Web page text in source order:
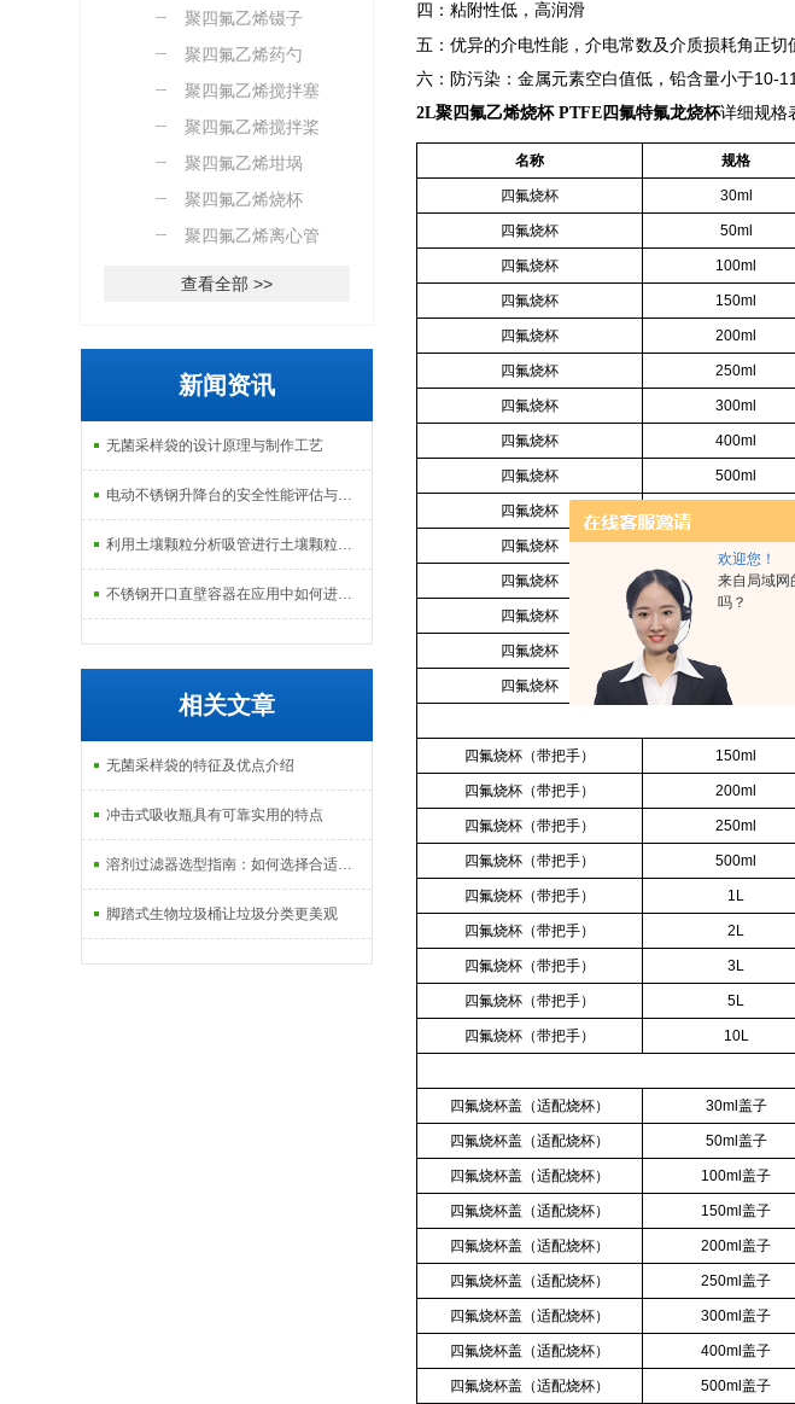
欢迎您！
来自局域网
吗？
聚四氟乙烯镊子
聚四氟乙烯药勺
聚四氟乙烯搅拌塞
聚四氟乙烯搅拌桨
聚四氟乙烯坩埚
聚四氟乙烯烧杯
聚四氟乙烯离心管
查看全部 >>
新闻资讯
无菌采样袋的设计原理与制作工艺
电动不锈钢升降台的安全性能评估与控制
利用土壤颗粒分析吸管进行土壤颗粒定量分析的研究
不锈钢开口直壁容器在应用中如何进行维护和保养？
相关文章
无菌采样袋的特征及优点介绍
冲击式吸收瓶具有可靠实用的特点
溶剂过滤器选型指南：如何选择合适的过滤介质
脚踏式生物垃圾桶让垃圾分类更美观
四：粘附性低，高润滑
五：优异的介电性能，介电常数及介质损耗角正
六：防污染：金属元素空白值低，铅含量小于10-
2L聚四氟乙烯烧杯 PTFE四氟特氟龙烧杯详细规格
名称 规格
四氟烧杯 30ml
四氟烧杯 50ml
四氟烧杯 100ml
四氟烧杯 150ml
四氟烧杯 200ml
四氟烧杯 250ml
四氟烧杯 300ml
四氟烧杯 400ml
四氟烧杯 500ml
四氟烧杯
四氟烧杯 1L
四氟烧杯 2L
四氟烧杯
四氟烧杯
四氟烧杯 10L
四氟烧杯（带把手） 150ml
四氟烧杯（带把手） 200ml
四氟烧杯（带把手） 250ml
四氟烧杯（带把手） 500ml
四氟烧杯（带把手） 1L
四氟烧杯（带把手） 2L
四氟烧杯（带把手） 3L
四氟烧杯（带把手） 5L
四氟烧杯（带把手） 10L
四氟烧杯盖（适配烧杯） 30ml盖子
四氟烧杯盖（适配烧杯） 50ml盖子
四氟烧杯盖（适配烧杯） 100ml盖子
四氟烧杯盖（适配烧杯） 150ml盖子
四氟烧杯盖（适配烧杯） 200ml盖子
四氟烧杯盖（适配烧杯） 250ml盖子
四氟烧杯盖（适配烧杯） 300ml盖子
四氟烧杯盖（适配烧杯） 400ml盖子
四氟烧杯盖（适配烧杯） 500ml盖子